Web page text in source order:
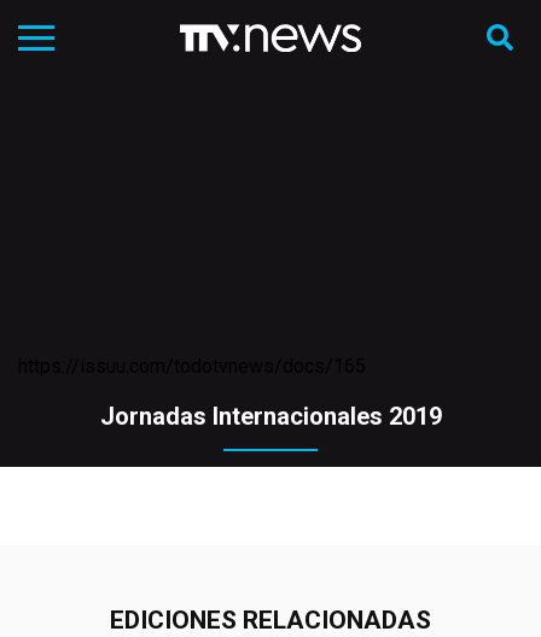
Jornadas Internacionales 2019
EDICIONES RELACIONADAS